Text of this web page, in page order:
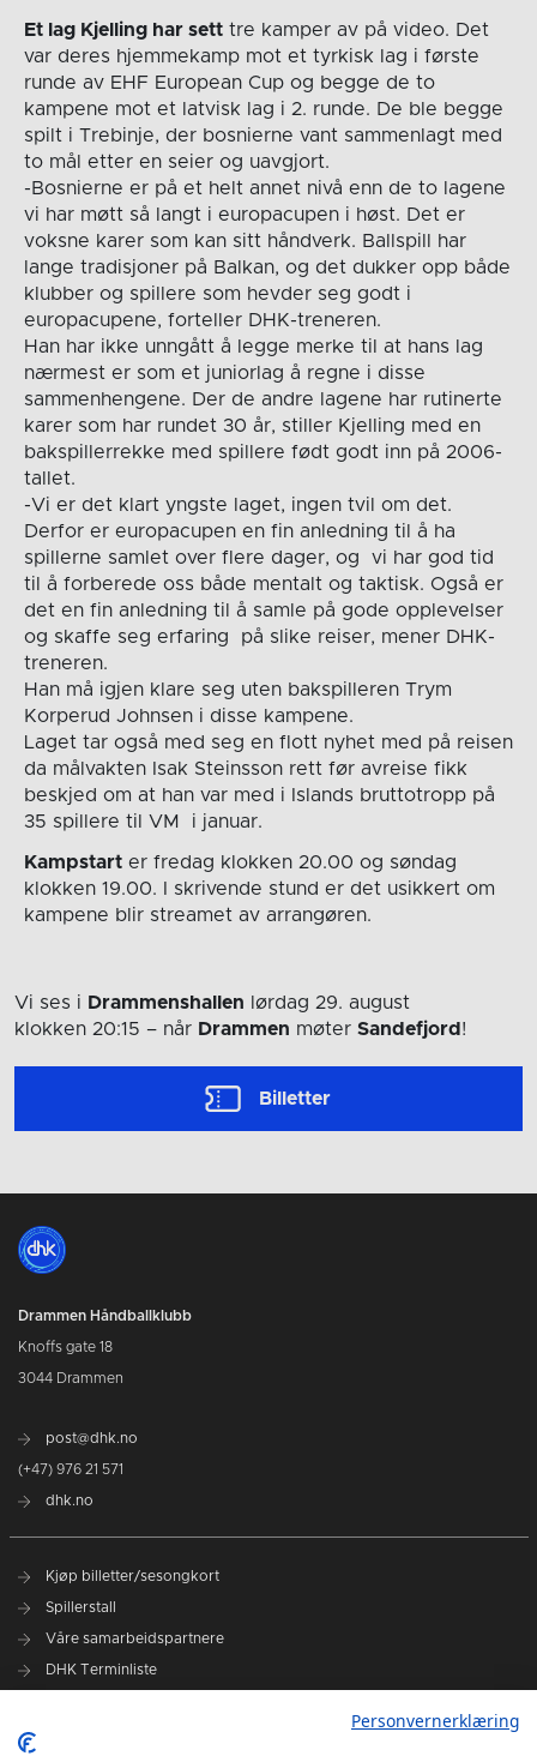
Et lag Kjelling har setttre kamper av på video. Det
var deres hjemmekamp mot et tyrkisk lag i første
runde av EHF European Cup og begge de to
kampene mot et latvisk lag i 2. runde. De ble begge
spilt i Trebinje, der bosnierne vant sammenlagt med
to mål etter en seier og uavgjort.
-Bosnierne er på et helt annet nivå enn de to lagene
vi har møtt så langt i europacupen i høst. Det er
voksne karer som kan sitt håndverk. Ballspill har
lange tradisjoner på Balkan, og det dukker opp både
klubber og spillere som hevder seg godt i
europacupene, forteller DHK-treneren.
Han har ikke unngått å legge merke til at hans lag
nærmest er som et juniorlag å regne i disse
sammenhengene. Der de andre lagene har rutinerte
karer som har rundet 30 år, stiller Kjelling med en
bakspillerrekke med spillere født godt inn på 2006-
tallet.
-Vi er det klart yngste laget, ingen tvil om det.
Derfor er europacupen en fin anledning til å ha
spillerne samlet over flere dager, og vi har god tid
til å forberede oss både mentalt og taktisk. Også er
det en fin anledning til å samle på gode opplevelser
og skaffe seg erfaring på slike reiser, mener DHK-
treneren.
Han må igjen klare seg uten bakspilleren Trym
Korperud Johnsen i disse kampene.
Laget tar også med seg en flott nyhet med på reisen
da målvakten Isak Steinsson rett før avreise fikk
beskjed om at han var med i Islands bruttotropp på
35 spillere til VM i januar.
Kampstarter fredag klokken 20.00 og søndag
klokken 19.00. I skrivende stund er det usikkert om
kampene blir streamet av arrangøren.
Vi ses i Drammenshallen lørdag 29. august
klokken 20:15 – når Drammen møter Sandefjord !
Billetter
Drammen Håndballklubb
Knoffs gate 18
3044 Drammen
post@dhk.no
(+47) 976 21 571
dhk.no
Kjøp billetter/sesongkort
Spillerstall
Våre samarbeidspartnere
DHK Terminliste
Personvernerklæring